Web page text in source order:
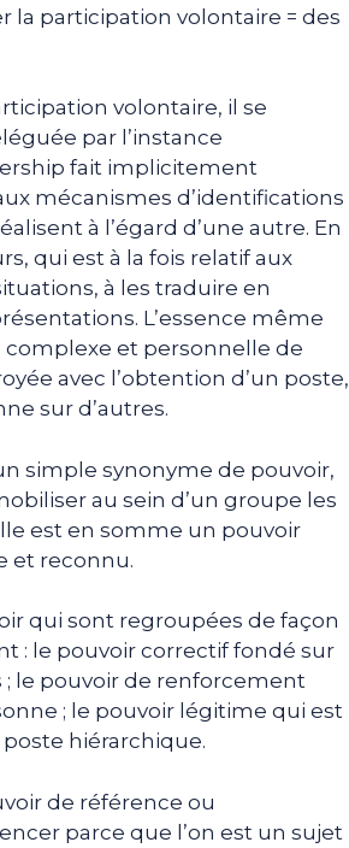
la participation volontaire = des
volontaire, il se
par l’instance
fait implicitement
mécanismes d’identifications
à l’égard d’une autre. En
qui est à la fois relatif aux
à les traduire en
L’essence même
et personnelle de
avec l’obtention d’un poste,
sur d’autres.
simple synonyme de pouvoir,
au sein d’un groupe les
est en somme un pouvoir
et reconnu.
qui sont regroupées de façon
: le pouvoir correctif fondé sur
; le pouvoir de renforcement
; le pouvoir légitime qui est
hiérarchique.
de référence ou
parce que l’on est un sujet